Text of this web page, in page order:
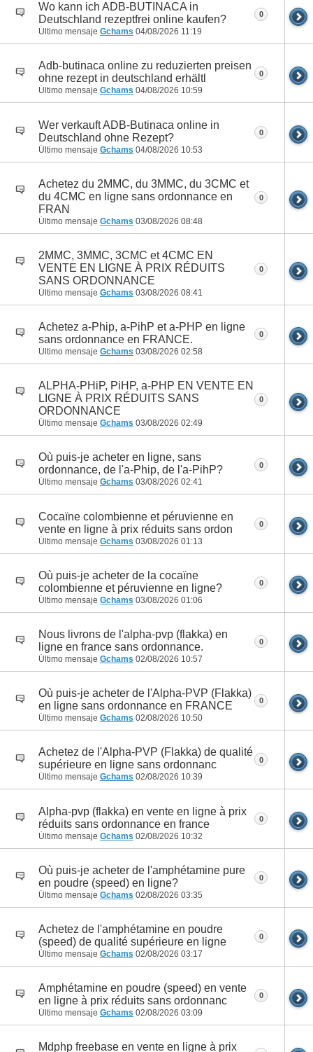
Wo kann ich ADB-BUTINACA in
Deutschland rezeptfrei online kaufen?
Último mensaje Gchams 04/08/2026 11:19
0
Adb-butinaca online zu reduzierten preisen
ohne rezept in deutschland erhältl
Último mensaje Gchams 04/08/2026 10:59
0
Wer verkauft ADB-Butinaca online in
Deutschland ohne Rezept?
Último mensaje Gchams 04/08/2026 10:53
0
Achetez du 2MMC, du 3MMC, du 3CMC et
du 4CMC en ligne sans ordonnance en
FRAN
Último mensaje Gchams 03/08/2026 08:48
0
2MMC, 3MMC, 3CMC et 4CMC EN
VENTE EN LIGNE À PRIX RÉDUITS
SANS ORDONNANCE
Último mensaje Gchams 03/08/2026 08:41
0
Achetez a-Phip, a-PihP et a-PHP en ligne
sans ordonnance en FRANCE.
Último mensaje Gchams 03/08/2026 02:58
0
ALPHA-PHiP, PiHP, a-PHP EN VENTE EN
LIGNE À PRIX RÉDUITS SANS
ORDONNANCE
Último mensaje Gchams 03/08/2026 02:49
0
Où puis-je acheter en ligne, sans
ordonnance, de l'a-Phip, de l'a-PihP?
Último mensaje Gchams 03/08/2026 02:41
0
Cocaïne colombienne et péruvienne en
vente en ligne à prix réduits sans ordon
Último mensaje Gchams 03/08/2026 01:13
0
Où puis-je acheter de la cocaïne
colombienne et péruvienne en ligne?
Último mensaje Gchams 03/08/2026 01:06
0
Nous livrons de l'alpha-pvp (flakka) en
ligne en france sans ordonnance.
Último mensaje Gchams 02/08/2026 10:57
0
Où puis-je acheter de l'Alpha-PVP (Flakka)
en ligne sans ordonnance en FRANCE
Último mensaje Gchams 02/08/2026 10:50
0
Achetez de l'Alpha-PVP (Flakka) de qualité
supérieure en ligne sans ordonnanc
Último mensaje Gchams 02/08/2026 10:39
0
Alpha-pvp (flakka) en vente en ligne à prix
réduits sans ordonnance en france
Último mensaje Gchams 02/08/2026 10:32
0
Où puis-je acheter de l'amphétamine pure
en poudre (speed) en ligne?
Último mensaje Gchams 02/08/2026 03:35
0
Achetez de l'amphétamine en poudre
(speed) de qualité supérieure en ligne
Último mensaje Gchams 02/08/2026 03:17
0
Amphétamine en poudre (speed) en vente
en ligne à prix réduits sans ordonnanc
Último mensaje Gchams 02/08/2026 03:09
0
Mdphp freebase en vente en ligne à prix